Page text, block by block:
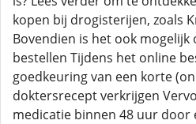
kopen bij drogisterijen, zoals
Bovendien is het ook
bestellen Tijdens het online
goedkeuring van een korte
doktersrecept verkrijgen
medicatie binnen 48 uur door